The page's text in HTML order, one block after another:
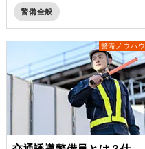
警備全般
警備ノウハウ